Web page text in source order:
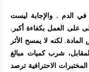
الدم . والإجابة ليست
على العمل بكفاءة أكبر.
لكنه لا يمسح الأثر
شرب كميات مبالغ
الاحترافية ترصد